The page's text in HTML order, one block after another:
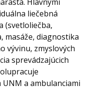
liečebná
(svetloliečba,
masáže, diagnostika
vývinu, zmyslových
sprevádzajúcich
a ambulanciami